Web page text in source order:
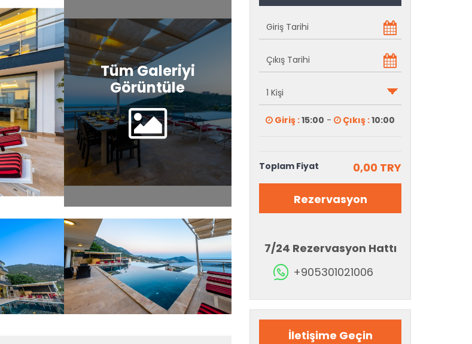
Tüm Galeriyi
Görüntüle
Giriş :15:00 - Çıkış :10:00
Toplam Fiyat 0,00 TRY
Rezervasyon
7/24 Rezervasyon Hattı
+905301021006
İletişime Geçin